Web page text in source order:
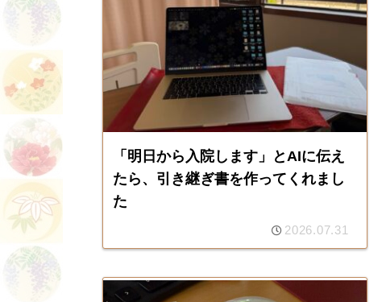
「明日から入院します」とAIに伝え
たら、引き継ぎ書を作ってくれまし
た
2026.07.31